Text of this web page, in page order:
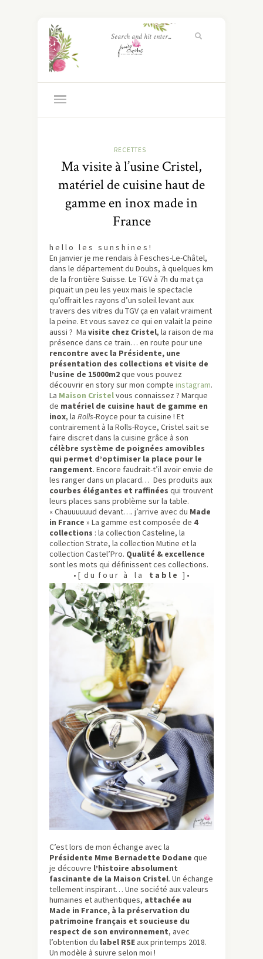
RECETTES
Ma visite à l’usine Cristel,
matériel de cuisine haut de
gamme en inox made in
France
h e l l o l e s s u n s h i n e s !
En janvier je me rendais à Fesches-Le-Châtel,
dans le département du Doubs, à quelques km
de la frontière Suisse. Le TGV à 7h du mat ça
piquait un peu les yeux mais le spectacle
qu’offrait les rayons d’un soleil levant aux
travers des vitres du TGV ça en valait vraiment
la peine. Et vous savez ce qui en valait la peine
aussi ? Ma visite chez Cristel, la raison de ma
présence dans ce train… en route pour une
rencontre avec la Présidente, une
présentation des collections et visite de
l’usine de 15000m2que vous pouvez
découvrir en story sur mon compte instagram.
La Maison Cristelvous connaissez ? Marque
de matériel de cuisine haut de gamme en
inox, la Rolls-Royce pour ta cuisine ! Et
contrairement à la Rolls-Royce, Cristel sait se
faire discret dans la cuisine grâce à son
célèbre système de poignées amovibles
qui permet d’optimiser la place pour le
rangement. Encore faudrait-t’il avoir envie de
les ranger dans un placard… Des produits aux
courbes élégantes et raffinées qui trouvent
leurs places sans problème sur la table.
« Chauuuuuud devant…. j’arrive avec du Made
in France » La gamme est composée de 4
collections : la collection Casteline, la
collection Strate, la collection Mutine et la
collection Castel’Pro. Qualité & excellence
sont les mots qui définissent ces collections.
• [ d u f o u r à l a t a b l e ] •
C’est lors de mon échange avec la
Présidente Mme Bernadette Dodane que
je découvre l’histoire absolument
fascinante de la Maison Cristel. Un échange
tellement inspirant… Une société aux valeurs
humaines et authentiques, attachée au
Made in France, à la préservation du
patrimoine français et soucieuse du
respect de son environnement, avec
l’obtention du label RSE aux printemps 2018.
Un modèle à suivre selon moi !